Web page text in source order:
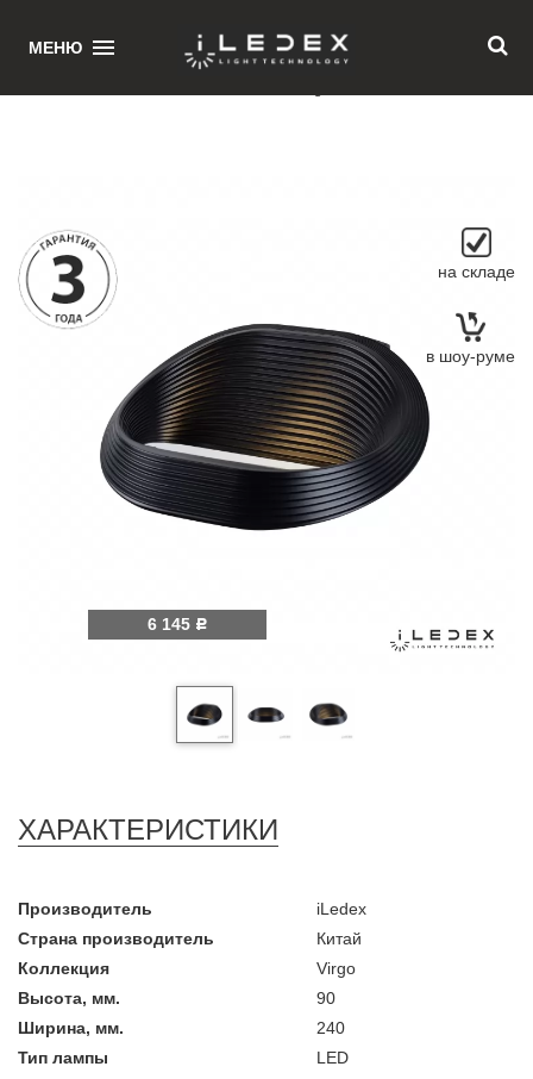
МЕНЮ
на складе
в шоу-руме
6 145 Р
ХАРАКТЕРИСТИКИ
Производитель
iLedex
Страна производитель
Китай
Коллекция
Virgo
Высота, мм.
90
Ширина, мм.
240
Тип лампы
LED